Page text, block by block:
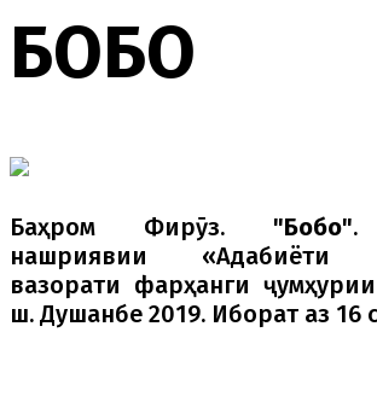
БОБО
Баҳром Фирӯз. "Бобо".
нашриявии «Адабиёти
вазорати фарҳанги
ш. Душанбе 2019. Иборат аз 16